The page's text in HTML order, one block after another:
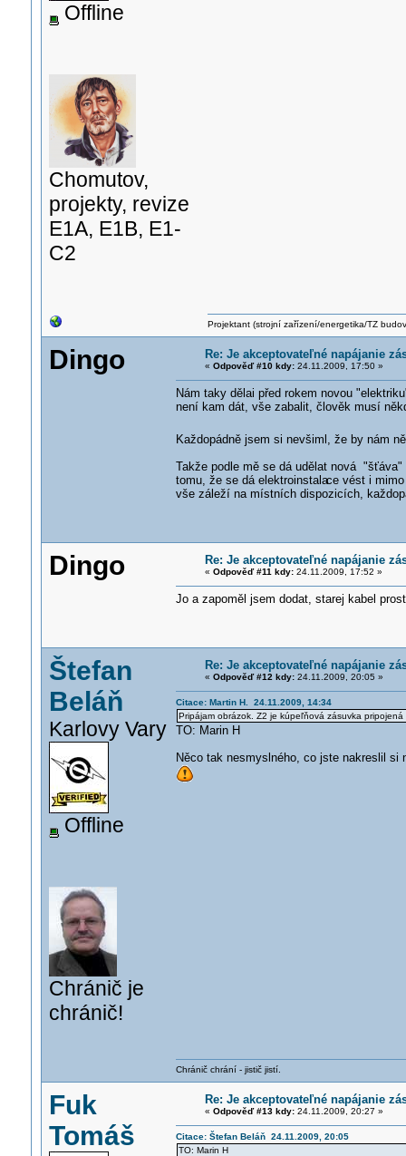
Offline
Chomutov,
projekty, revize
E1A, E1B, E1-
C2
Projektant (strojní zařízení/energetika/TZ
Dingo Re: Je akceptovateľné napájanie
« Odpověď #10 kdy:24.11.2009, 17:50 »
Nám taky dělai před rokem novou
není kam dát, vše zabalit, člověk musí
Každopádně jsem si nevšiml, že by nám
Takže podle mě se dá udělat nová
tomu, že se dá elektroinstalace vést i
vše záleží na místních dispozicích,
Dingo Re: Je akceptovateľné napájanie
« Odpověď #11 kdy:24.11.2009, 17:52 »
Jo a zapoměl jsem dodat, starej kabel
Štefan
Beláň
Karlovy Vary
Offline
Chránič je
chránič!
Re: Je akceptovateľné napájanie
« Odpověď #12 kdy:24.11.2009, 20:05 »
Citace: Martin H. 24.11.2009, 14:34
Pripájam obrázok. Z2 je kúpeľňová zásuvka
TO: Marin H
Něco tak nesmyslného, co jste nakreslil
Chránič chrání - jistič jistí.
Fuk
Tomáš
Re: Je akceptovateľné napájanie
« Odpověď #13 kdy:24.11.2009, 20:27 »
Citace: Štefan Beláň 24.11.2009, 20:05
TO: Marin H